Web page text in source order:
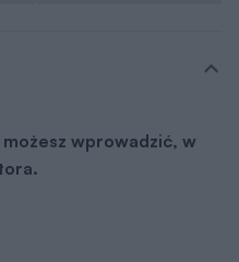
wprowadzić, w